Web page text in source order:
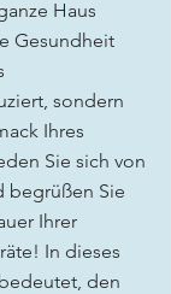
Haus
Gesundheit
sondern
Ihres
Sie sich von
begrüßen Sie
Ihrer
In dieses
den